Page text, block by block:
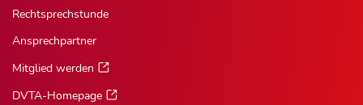
Rechtsprechstunde
Ansprechpartner
Mitglied werden
DVTA-Homepage